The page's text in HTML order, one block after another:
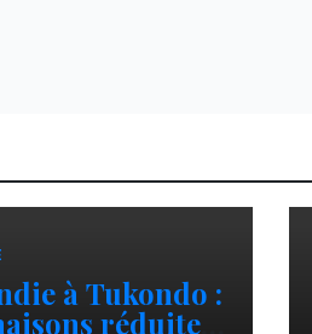
à Tukondo :
réduites